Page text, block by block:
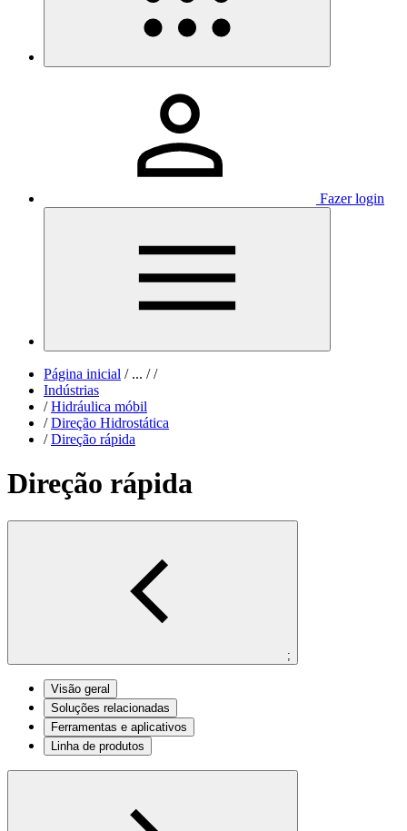
Fazer login
Página inicial /... / /
Indústrias
/ Hidráulica móbil
/ Direção Hidrostática
/ Direção rápida
Direção rápida
;
Visão geral
Soluções relacionadas
Ferramentas e aplicativos
Linha de produtos